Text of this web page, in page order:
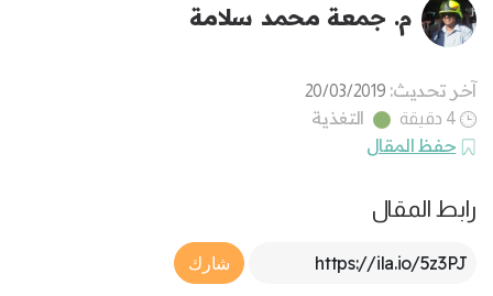
م. جمعة محمد سلامة
آخر تحديث: 20/03/2019
4 دقيقة
التغذية
حفظ المقال
رابط المقال
Article Link
شارك